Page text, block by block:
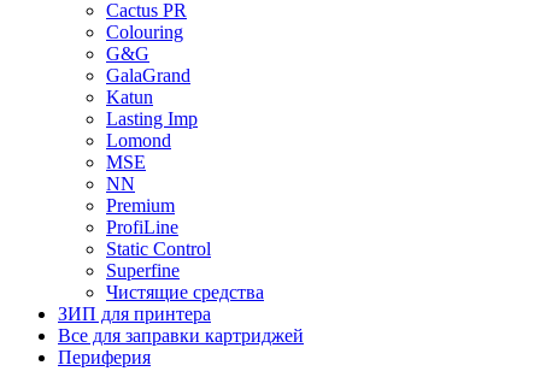
Cactus PR
Colouring
G&G
GalaGrand
Katun
Lasting Imp
Lomond
MSE
NN
Premium
ProfiLine
Static Control
Superfine
Чистящие средства
ЗИП для принтера
Все для заправки картриджей
Периферия